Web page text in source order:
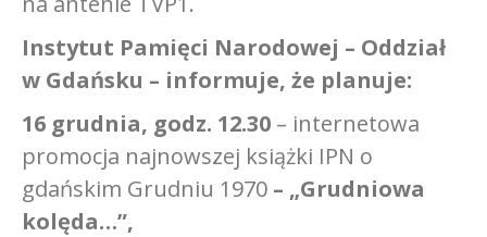
Instytut Pamięci Narodowej – Oddział
w Gdańsku – informuje, że planuje:
16 grudnia, godz. 12.30 – internetowa
promocja najnowszej książki IPN o
gdańskim Grudniu 1970 – „Grudniowa
kolęda…”,